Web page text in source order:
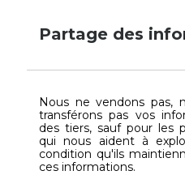
Partage des
Nous ne vendons pas,
transférons pas vos
des tiers, sauf pour les
qui nous aident à
condition qu'ils
ces informations.